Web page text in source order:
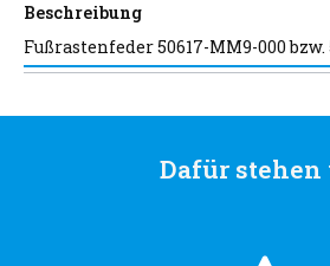
Beschreibung
Fußrastenfeder 50617-MM9-000 bzw.
Dafür